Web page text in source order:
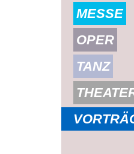
MESSE
OPER
TANZ